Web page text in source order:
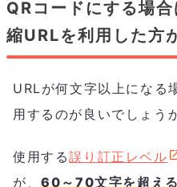
QRコードにする場
縮URLを利用した方
URLが何文字以上になる
用するのが良いでしょう
使用する誤り訂正レベル
が、60～70文字を超え